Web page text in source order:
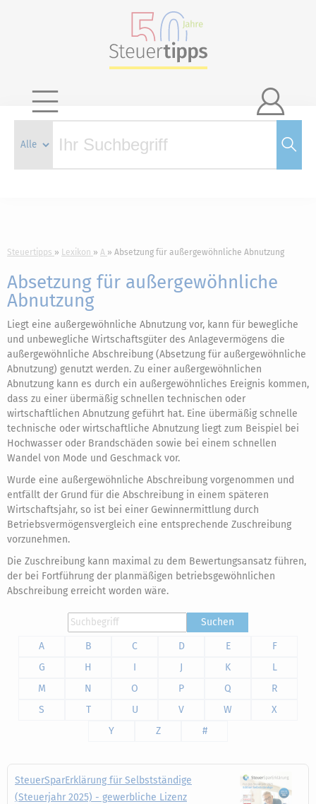

Steuertipps Lexikon A Absetzung für außergewöhnliche Abnutzung
Absetzung für außergewöhnliche
Abnutzung
Liegt eine außergewöhnliche Abnutzung vor, kann für bewegliche
und unbewegliche Wirtschaftsgüter des Anlagevermögens die
außergewöhnliche Abschreibung (Absetzung für außergewöhnliche
Abnutzung) genutzt werden. Zu einer außergewöhnlichen
Abnutzung kann es durch ein außergewöhnliches Ereignis kommen,
dass zu einer übermäßig schnellen technischen oder
wirtschaftlichen Abnutzung geführt hat. Eine übermäßig schnelle
technische oder wirtschaftliche Abnutzung liegt zum Beispiel bei
Hochwasser oder Brandschäden sowie bei einem schnellen
Wandel von Mode und Geschmack vor.
Wurde eine außergewöhnliche Abschreibung vorgenommen und
entfällt der Grund für die Abschreibung in einem späteren
Wirtschaftsjahr, so ist bei einer Gewinnermittlung durch
Betriebsvermögensvergleich eine entsprechende Zuschreibung
vorzunehmen.
Die Zuschreibung kann maximal zu dem Bewertungsansatz führen,
der bei Fortführung der planmäßigen betriebsgewöhnlichen
Abschreibung erreicht worden wäre.
Suchen
A
B C D E
F
G
H I J K
L
M
N O P Q
R
S
T U V W
X
Y
Z #
SteuerSparErklärung für Selbstständige
(Steuerjahr 2025) - gewerbliche Lizenz